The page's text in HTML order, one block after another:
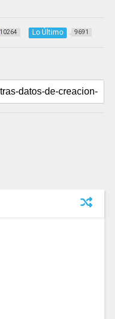
10264 Lo Último 9691